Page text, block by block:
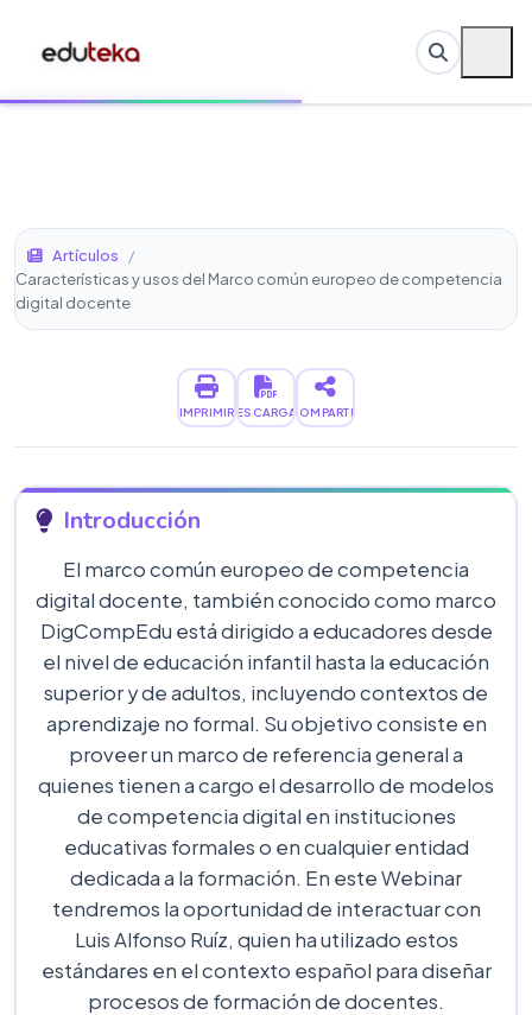
Artículos
/
Características y usos del Marco común europeo de competencia
digital docente
IMPRIMIRDESCARGARCOMPARTIR
Introducción
El marco común europeo de competencia
digital docente, también conocido como marco
DigCompEdu está dirigido a educadores desde
el nivel de educación infantil hasta la educación
superior y de adultos, incluyendo contextos de
aprendizaje no formal. Su objetivo consiste en
proveer un marco de referencia general a
quienes tienen a cargo el desarrollo de modelos
de competencia digital en instituciones
educativas formales o en cualquier entidad
dedicada a la formación. En este Webinar
tendremos la oportunidad de interactuar con
Luis Alfonso Ruíz, quien ha utilizado estos
estándares en el contexto español para diseñar
procesos de formación de docentes.